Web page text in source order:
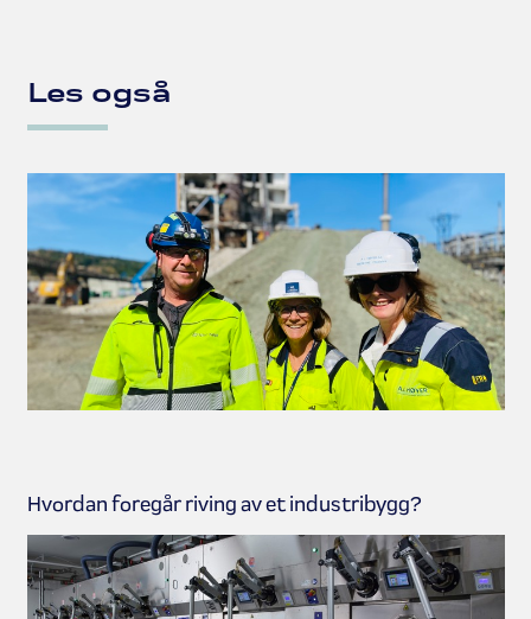
Les også
Hvordan foregår riving av et industribygg?